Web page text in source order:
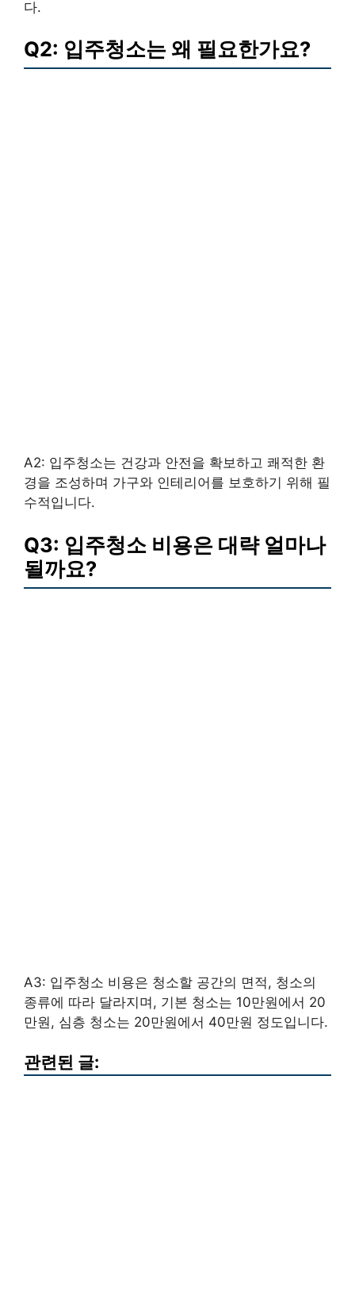
다.
Q2: 입주청소는 왜 필요한가요?
A2: 입주청소는 건강과 안전을 확보하고 쾌적한 환
경을 조성하며 가구와 인테리어를 보호하기 위해 필
수적입니다.
Q3: 입주청소 비용은 대략 얼마나
될까요?
A3: 입주청소 비용은 청소할 공간의 면적, 청소의
종류에 따라 달라지며, 기본 청소는 10만원에서 20
만원, 심층 청소는 20만원에서 40만원 정도입니다.
관련된 글: